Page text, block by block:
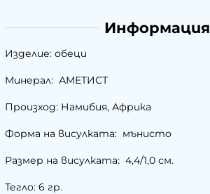
Информация
Изделие: обеци
Минерал: АМЕТИСТ
Произход: Намибия, Африка
Форма на висулката: мънисто
Размер на висулката: 4,4/1,0 см.
Тегло: 6 гр.